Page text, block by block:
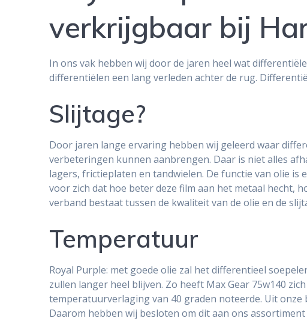
verkrijgbaar bij
In ons vak hebben wij door de jaren heel wat
differentiëlen een lang verleden achter de rug.
Slijtage?
Door jaren lange ervaring hebben wij geleerd waar
verbeteringen kunnen aanbrengen. Daar is niet alles
lagers, frictieplaten en tandwielen. De functie van olie
voor zich dat hoe beter deze film aan het metaal hecht,
verband bestaat tussen de kwaliteit van de olie en de
Temperatuur
Royal Purple: met goede olie zal het differentieel
zullen langer heel blijven. Zo heeft Max Gear 75w140
temperatuurverlaging van 40 graden noteerde. Uit
Daarom hebben wij besloten om dit aan ons